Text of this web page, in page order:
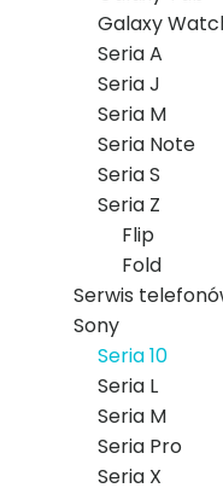
Galaxy
Seria A
Seria J
Seria M
Seria Note
Seria S
Seria Z
Flip
Fold
Serwis
Sony
Seria 10
Seria L
Seria M
Seria Pro
Seria X